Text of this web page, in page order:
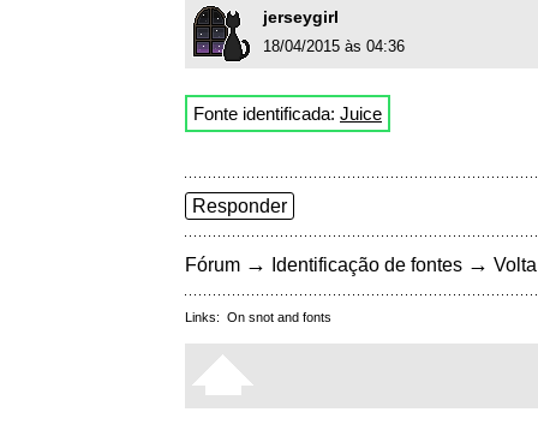
jerseygirl
18/04/2015 às 04:36
Fonte identificada: Juice
Responder
Fórum → Identificação de fontes →
Links: On snot and fonts